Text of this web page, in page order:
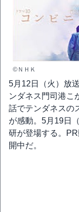
©ＮＨＫ
5月12日（火）放
ンダネス門司港こ
話でテンダネスの
が感動。5月19日
研が登場する。
開中だ。